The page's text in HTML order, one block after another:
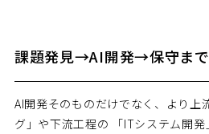
課題発見→AI開発→保守ま
AI開発そのものだけでなく、より上
グ」や下流工程の 「ITシステム開